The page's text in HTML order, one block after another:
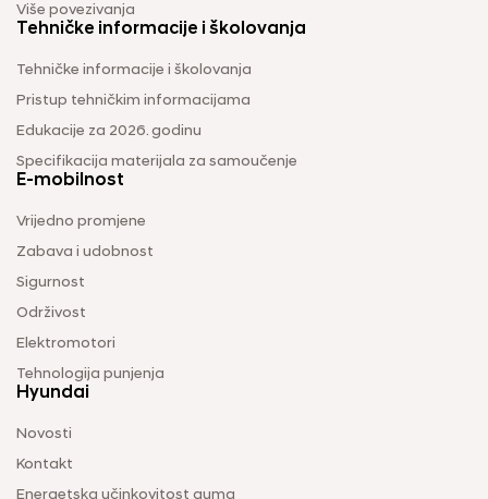
Više povezivanja
Tehničke informacije i školovanja
Tehničke informacije i školovanja
Pristup tehničkim informacijama
Edukacije za 2026. godinu
Specifikacija materijala za samoučenje
E-mobilnost
Vrijedno promjene
Zabava i udobnost
Sigurnost
Održivost
Elektromotori
Tehnologija punjenja
Hyundai
Novosti
Kontakt
Energetska učinkovitost guma